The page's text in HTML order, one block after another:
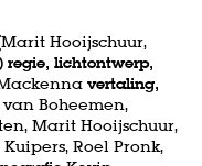
Hooijschuur,
regie, lichtontwerp,
vertaling,
van Boheemen,
Marit Hooijschuur,
Roel Pronk,